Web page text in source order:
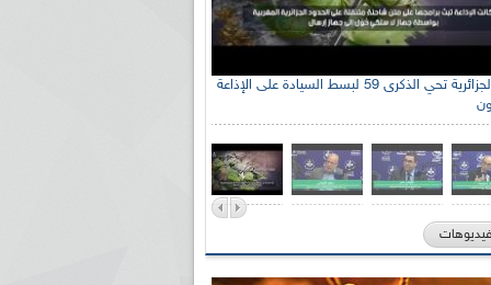
الإذاعة الجزائرية تحي الذكرى 59 لبسط السيادة على الإذاعة
الوطنية الجزائرية للتضامن مع الشعب
السيد سعيد العياشي